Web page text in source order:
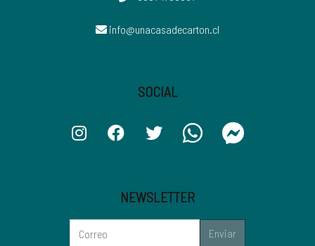
info@unacasadecarton.cl
SOCIAL
NEWSLETTER
Enviar